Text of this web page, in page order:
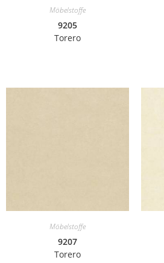
Möbelstoffe
9205
Torero
Möbelstoffe
9207
Torero